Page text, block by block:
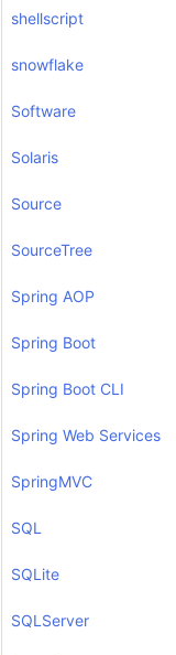
shellscript
snowflake
Software
Solaris
Source
SourceTree
Spring AOP
Spring Boot
Spring Boot CLI
Spring Web Services
SpringMVC
SQL
SQLite
SQLServer